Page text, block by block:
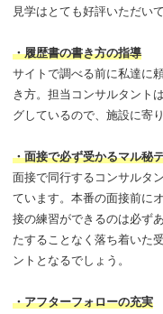
見学はとても好評いただい
・履歴書の書き方の指導
サイトで調べる前に私達に
き方。担当コンサルタント
グしているので、施設に寄
・面接で必ず受かるマル秘
面接で同行するコンサルタ
ています。本番の面接前に
接の練習ができるのは必ず
たすることなく落ち着いた
ントとなるでしょう。
・アフターフォローの充実